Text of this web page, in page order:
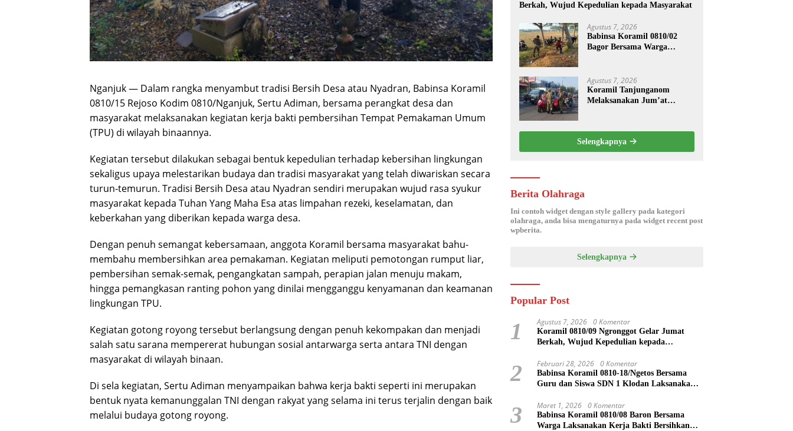
Nganjuk — Dalam rangka menyambut tradisi Bersih Desa atau Nyadran, Babinsa Koramil
0810/15 Rejoso Kodim 0810/Nganjuk, Sertu Adiman, bersama perangkat desa dan
masyarakat melaksanakan kegiatan kerja bakti pembersihan Tempat Pemakaman Umum
(TPU) di wilayah binaannya.
Kegiatan tersebut dilakukan sebagai bentuk kepedulian terhadap kebersihan lingkungan
sekaligus upaya melestarikan budaya dan tradisi masyarakat yang telah diwariskan secara
turun-temurun. Tradisi Bersih Desa atau Nyadran sendiri merupakan wujud rasa syukur
masyarakat kepada Tuhan Yang Maha Esa atas limpahan rezeki, keselamatan, dan
keberkahan yang diberikan kepada warga desa.
Dengan penuh semangat kebersamaan, anggota Koramil bersama masyarakat bahu-
membahu membersihkan area pemakaman. Kegiatan meliputi pemotongan rumput liar,
pembersihan semak-semak, pengangkatan sampah, perapian jalan menuju makam,
hingga pemangkasan ranting pohon yang dinilai mengganggu kenyamanan dan keamanan
lingkungan TPU.
Kegiatan gotong royong tersebut berlangsung dengan penuh kekompakan dan menjadi
salah satu sarana mempererat hubungan sosial antarwarga serta antara TNI dengan
masyarakat di wilayah binaan.
Di sela kegiatan, Sertu Adiman menyampaikan bahwa kerja bakti seperti ini merupakan
bentuk nyata kemanunggalan TNI dengan rakyat yang selama ini terus terjalin dengan baik
melalui budaya gotong royong.
Berkah, Wujud Kepedulian kepada Masyarakat
Agustus 7, 2026
Babinsa Koramil 0810/02
Bagor Bersama Warga
Agustus 7, 2026
Koramil Tanjunganom
Melaksanakan Jum’at
Selengkapnya
Berita Olahraga
Ini contoh widget dengan style gallery pada kategori
olahraga, anda bisa mengaturnya pada widget recent post
wpberita.
Selengkapnya
Popular Post
1 Agustus 7, 2026 0 Komentar
Koramil 0810/09 Ngronggot Gelar Jumat
Berkah, Wujud Kepedulian kepada
2 Februari 28, 2026 0 Komentar
Babinsa Koramil 0810-18/Ngetos Bersama
Guru dan Siswa SDN 1 Klodan Laksanakan
Polusi Udara
3 Maret 1, 2026 0 Komentar
Babinsa Koramil 0810/08 Baron Bersama
Warga Laksanakan Kerja Bakti Bersihkan